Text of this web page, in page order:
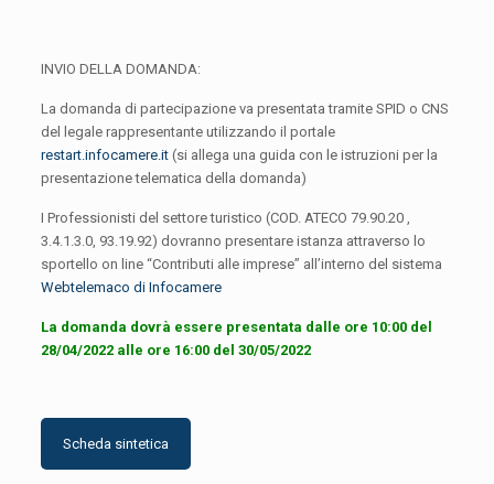
INVIO DELLA DOMANDA:
La domanda di partecipazione va presentata tramite SPID o CNS
del legale rappresentante utilizzando il portale
restart.infocamere.it (si allega una guida con le istruzioni per la
presentazione telematica della domanda)
I Professionisti del settore turistico (COD. ATECO 79.90.20 ,
3.4.1.3.0, 93.19.92) dovranno presentare istanza attraverso lo
sportello on line “Contributi alle imprese” all’interno del sistema
Webtelemaco di Infocamere
La domanda dovrà essere presentata dalle ore 10:00 del
28/04/2022 alle ore 16:00 del 30/05/2022
Scheda sintetica